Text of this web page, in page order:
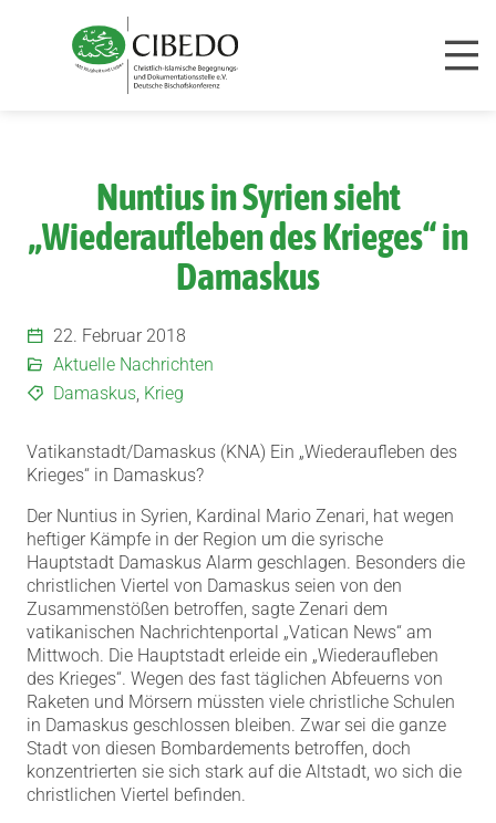
Nuntius in Syrien sieht
„Wiederaufleben des Krieges“ in
Damaskus
22. Februar 2018
Aktuelle Nachrichten
Damaskus, Krieg
Vatikanstadt/Damaskus (KNA) Ein „Wiederaufleben des
Krieges“ in Damaskus?
Der Nuntius in Syrien, Kardinal Mario Zenari, hat wegen
heftiger Kämpfe in der Region um die syrische
Hauptstadt Damaskus Alarm geschlagen. Besonders die
christlichen Viertel von Damaskus seien von den
Zusammenstößen betroffen, sagte Zenari dem
vatikanischen Nachrichtenportal „Vatican News“ am
Mittwoch. Die Hauptstadt erleide ein „Wiederaufleben
des Krieges“. Wegen des fast täglichen Abfeuerns von
Raketen und Mörsern müssten viele christliche Schulen
in Damaskus geschlossen bleiben. Zwar sei die ganze
Stadt von diesen Bombardements betroffen, doch
konzentrierten sie sich stark auf die Altstadt, wo sich die
christlichen Viertel befinden.